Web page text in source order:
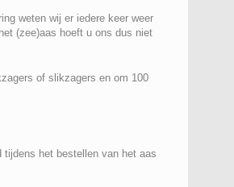
weten wij er iedere keer weer
(zee)aas hoeft u ons dus niet
of slikzagers en om 100
tijdens het bestellen van het aas